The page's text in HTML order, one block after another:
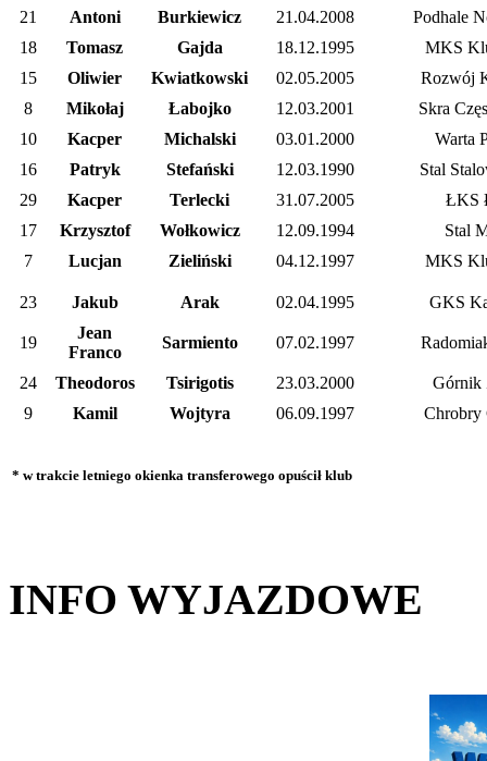
21 Antoni Burkiewicz 21.04.2008
Podhale
18
Tomasz Gajda 18.12.1995
MKS
15
Oliwier Kwiatkowski 02.05.2005
Rozwój
8
Mikołaj Łabojko 12.03.2001
Skra
10
Kacper Michalski 03.01.2000
Warta
16
Patryk Stefański 12.03.1990
Stal
29
Kacper Terlecki 31.07.2005
ŁKS
17
Krzysztof Wołkowicz 12.09.1994
Stal
7
Lucjan Zieliński 04.12.1997 MKS
23 Jakub Arak 02.04.1995 GKS
19
Jean
Franco
Sarmiento 07.02.1997
24 Theodoros Tsirigotis 23.03.2000
Górnik
9
Kamil Wojtyra 06.09.1997 Chrobry
* w trakcie letniego okienka transferowego opuścił klub
INFO WYJAZDOWE